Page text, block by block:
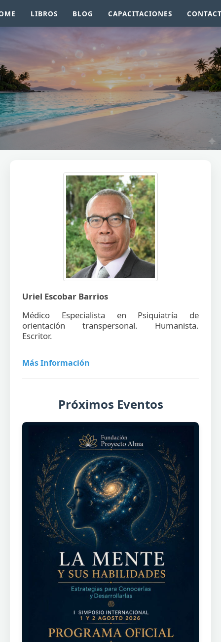
LIBROS BLOG CAPACITACIONES
Uriel Escobar Barrios
Médico Especialista en Psiquiatría de
orientación transpersonal. Humanista.
Escritor.
Próximos Eventos